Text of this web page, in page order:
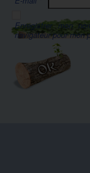
Enregistrer mon
navigateur pour mon